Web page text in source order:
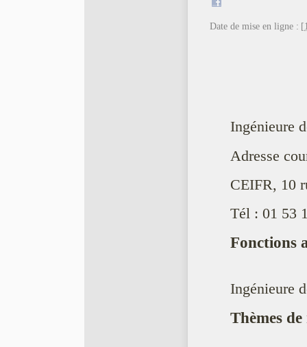
Date de mise en ligne :
Ingénieure
Adresse
CEIFR, 10
Tél : 01 53
Fonctions
Ingénieure
Thèmes